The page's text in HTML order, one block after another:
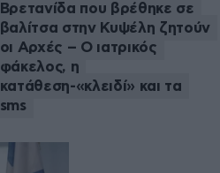
Βρετανίδα που βρέθηκε σε
βαλίτσα στην Κυψέλη ζητούν
οι Αρχές – Ο ιατρικός
φάκελος, η
κατάθεση-«κλειδί» και τα
sms